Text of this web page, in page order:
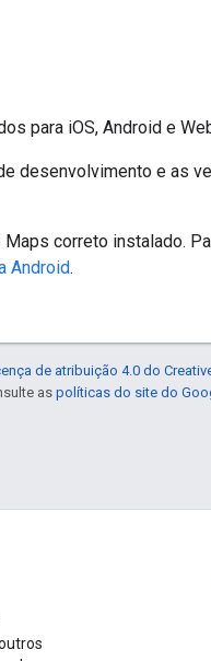
para iOS, Android e
desenvolvimento e as
correto instalado.
Android.
de atribuição 4.0 do
aspolíticas do site do